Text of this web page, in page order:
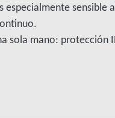
sola mano: protección